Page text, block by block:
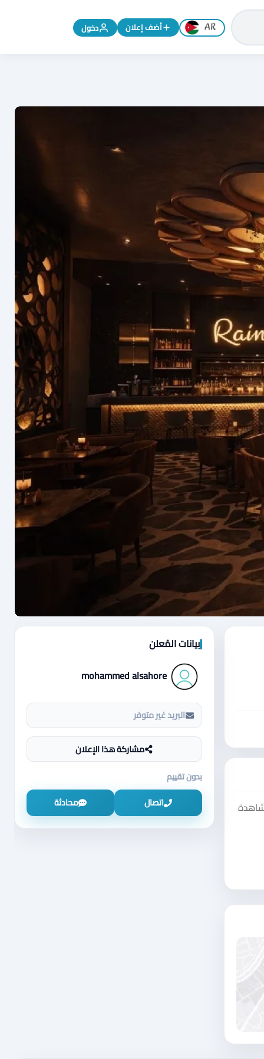
تغيير اللغة إلى الإنجليزية
أضف إعلان دخول
بيانات المُعلن
mohammed alsahore
البريد غير متوفر
مشاركة هذا الإعلان
بدون تقييم
اتصال
محادثة